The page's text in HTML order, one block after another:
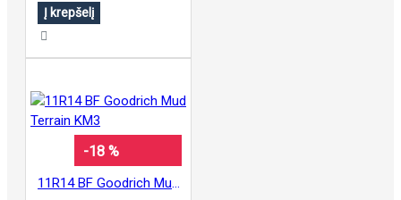
Į krepšelį
-18 %